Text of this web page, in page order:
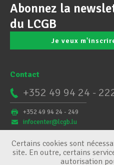
Abonnez la
du LCGB
Je veux
Contact
+352 49 94 24 -
+352 49 94 24 - 249
infocenter@lcgb.lu
Certains cookies sont
site. En outre, certains
autorisation